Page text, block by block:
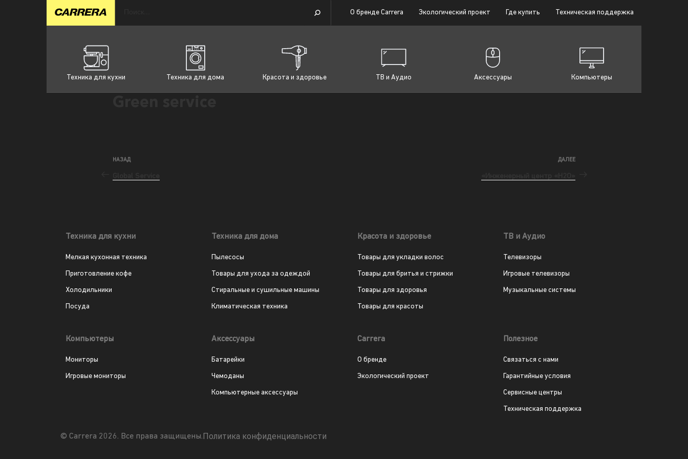
О бренде Carrera Экологический проект Где купить Техническая поддержка
Техника для кухни Техника для дома Красота и здоровье ТВ и Аудио Аксессуары Компьютеры
НАЗАД ДАЛЕЕ
Техника для кухни
Мелкая кухонная техника
Приготовление кофе
Холодильники
Посуда
Техника для дома
Пылесосы
Товары для ухода за одеждой
Стиральные и сушильные машины
Климатическая техника
Красота и здоровье
Товары для укладки волос
Товары для бритья и стрижки
Товары для здоровья
Товары для красоты
ТВ и Аудио
Телевизоры
Игровые телевизоры
Музыкальные системы
Компьютеры
Мониторы
Игровые мониторы
Аксессуары
Батарейки
Чемоданы
Компьютерные аксессуары
Carrera
О бренде
Экологический проект
Полезное
Связаться с нами
Гарантийные условия
Сервисные центры
Техническая поддержка
© Carrera 2026. Все права защищены.Политика конфиденциальности